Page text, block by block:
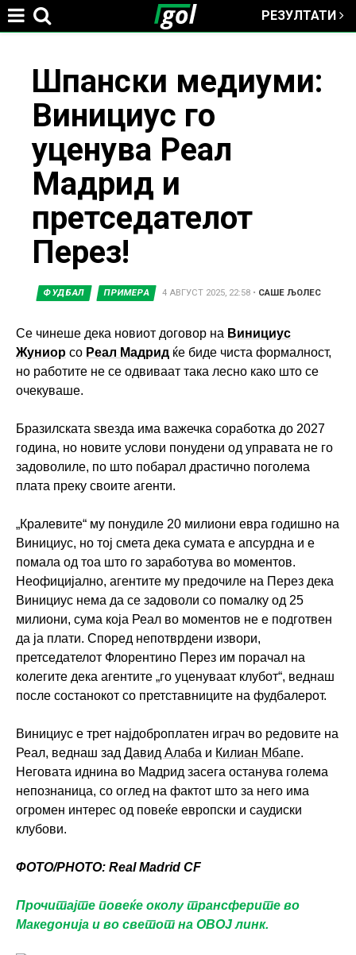
РЕЗУЛТАТИ
here
Шпански медиуми:
Винициус го
уценува Реал
Мадрид и
претседателот
Перез!
ФУДБАЛ ПРИМЕРА 4 АВГУСТ 2025, 22:58• САШЕ ЉОЛЕС
Се чинеше дека новиот договор на Винициус
Жуниор со Реал Мадрид ќе биде чиста формалност,
но работите не се одвиваат така лесно како што се
очекуваше.
Бразилската ѕвезда има важечка соработка до 2027
година, но новите услови понудени од управата не го
задоволиле, по што побарал драстично поголема
плата преку своите агенти.
„Кралевите“ му понудиле 20 милиони евра годишно на
Винициус, но тој смета дека сумата е апсурдна и е
помала од тоа што го заработува во моментов.
Неофицијално, агентите му предочиле на Перез дека
Винициус нема да се задоволи со помалку од 25
милиони, сума која Реал во моментов не е подготвен
да ја плати. Според непотврдени извори,
претседателот Флорентино Перез им порачал на
колегите дека агентите „го уценуваат клубот“, веднаш
после состанокот со претставниците на фудбалерот.
Винициус е трет најдоброплатен играч во редовите на
Реал, веднаш зад Давид Алаба и Килиан Мбапе.
Неговата иднина во Мадрид засега останува голема
непознаница, со оглед на фактот што за него има
огромен интерес од повеќе европски и саудиски
клубови.
ФОТО/PHOTO: Real Madrid CF
Прочитајте повеќе околу трансферите во
Македонија и во светот на ОВОЈ линк.